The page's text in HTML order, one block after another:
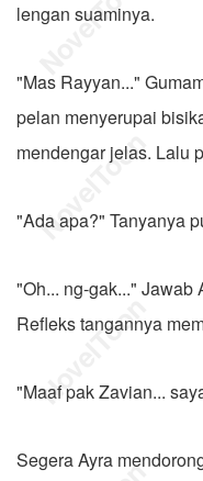
lengan suaminya.
"Mas Rayyan..."
pelan menyerupai
mendengar jelas. Lalu
"Ada apa?" Tanyanya
"Oh... ng-gak..." Jawab
Refleks tangannya
"Maaf pak Zavian...
Segera Ayra